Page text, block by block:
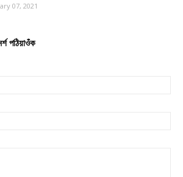
07, 2021
পঠিয়াওঁক